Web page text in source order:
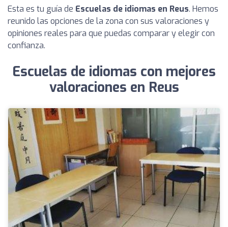
Esta es tu guía de Escuelas de idiomas en Reus. Hemos
reunido las opciones de la zona con sus valoraciones y
opiniones reales para que puedas comparar y elegir con
confianza.
Escuelas de idiomas con mejores
valoraciones en Reus